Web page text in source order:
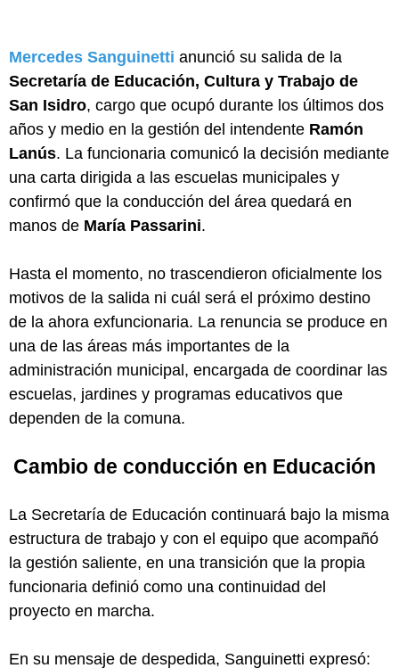
Mercedes Sanguinetti anunció su salida de la
Secretaría de Educación, Cultura y Trabajo de
San Isidro, cargo que ocupó durante los últimos dos
años y medio en la gestión del intendente Ramón
Lanús. La funcionaria comunicó la decisión mediante
una carta dirigida a las escuelas municipales y
confirmó que la conducción del área quedará en
manos de María Passarini.
Hasta el momento, no trascendieron oficialmente los
motivos de la salida ni cuál será el próximo destino
de la ahora exfuncionaria. La renuncia se produce en
una de las áreas más importantes de la
administración municipal, encargada de coordinar las
escuelas, jardines y programas educativos que
dependen de la comuna.
Cambio de conducción en Educación
La Secretaría de Educación continuará bajo la misma
estructura de trabajo y con el equipo que acompañó
la gestión saliente, en una transición que la propia
funcionaria definió como una continuidad del
proyecto en marcha.
En su mensaje de despedida, Sanguinetti expresó: